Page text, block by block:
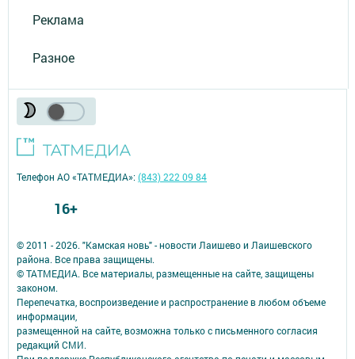
Реклама
Разное
© 2011 - 2026. "Камская новь" - новости Лаишево и Лаишевского
района. Все права защищены.
© ТАТМЕДИА. Все материалы, размещенные на сайте, защищены
законом.
Перепечатка, воспроизведение и распространение в любом объеме
информации,
размещенной на сайте, возможна только с письменного согласия
редакций СМИ.
Телефон АО «ТАТМЕДИА»:(843) 222 09 84
16+